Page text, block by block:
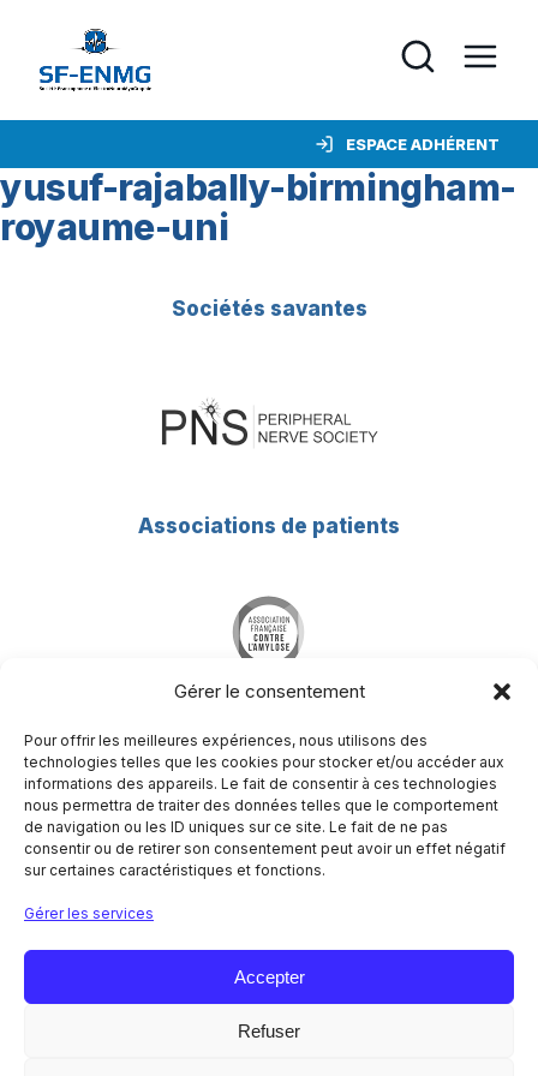
Gérer le consentement
Pour offrir les meilleures expériences, nous utilisons des
technologies telles que les cookies pour stocker et/ou accéder aux
informations des appareils. Le fait de consentir à ces technologies
nous permettra de traiter des données telles que le comportement
de navigation ou les ID uniques sur ce site. Le fait de ne pas
consentir ou de retirer son consentement peut avoir un effet négatif
sur certaines caractéristiques et fonctions.
Gérer les services
Accepter
Refuser
ESPACE ADHÉRENT
yusuf-rajabally-birmingham-
royaume-uni
Sociétés savantes
Associations de patients
Société Francophone du Nerf Périphérique
Hôpital Pitié-Salpêtrière
Centre de référence des maladies neuromusculaires
Nord/Est/Ile de France
NOUS CONTACTER